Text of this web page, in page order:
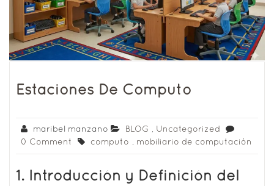
Estaciones De Computo
maribel manzano BLOG
Uncategorized
0 Comment
computo mobiliario de computación
1. Introducción y Definición del